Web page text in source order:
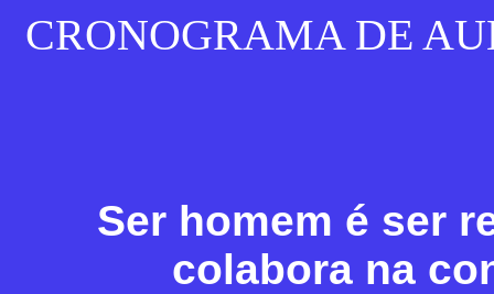
CRONOGRAMA DE
Ser homem é ser
colabora na